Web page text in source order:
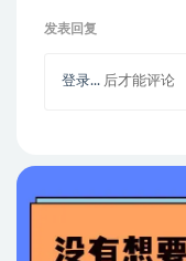
发表回复
登录... 后才能评论